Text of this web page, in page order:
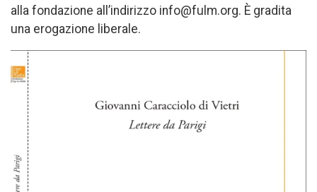
alla fondazione all’indirizzo info@fulm.org. È gradita
una erogazione liberale.